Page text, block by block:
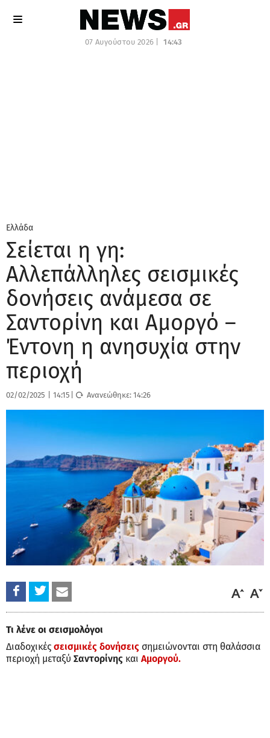
07 Αυγούστου 2026 | 14:43
Ελλάδα
Σείεται η γη:
Αλλεπάλληλες σεισμικές
δονήσεις ανάμεσα σε
Σαντορίνη και Αμοργό –
Έντονη η ανησυχία στην
περιοχή
02/02/2025 14:15 Ανανεώθηκε:14:26
Τι λένε οι σεισμολόγοι
Διαδοχικές σεισμικές δονήσεις σημειώνονται στη θαλάσσια
περιοχή μεταξύ Σαντορίνης και Αμοργού.